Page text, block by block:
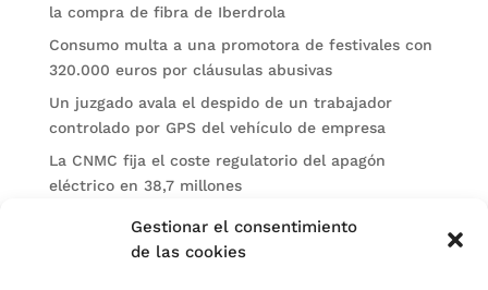
Gestionar el consentimiento
de las cookies
la compra de fibra de Iberdrola
Consumo multa a una promotora de festivales con
320.000 euros por cláusulas abusivas
Un juzgado avala el despido de un trabajador
controlado por GPS del vehículo de empresa
La CNMC fija el coste regulatorio del apagón
eléctrico en 38,7 millones
El BOE publica sanciones de la CNMV a Soltec y